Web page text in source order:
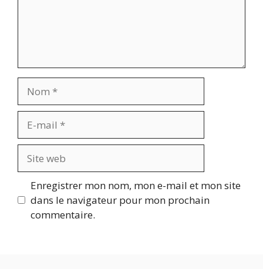
mail
web
Enregistrer mon nom, mon e-mail et mon site
dans le navigateur pour mon prochain
commentaire.